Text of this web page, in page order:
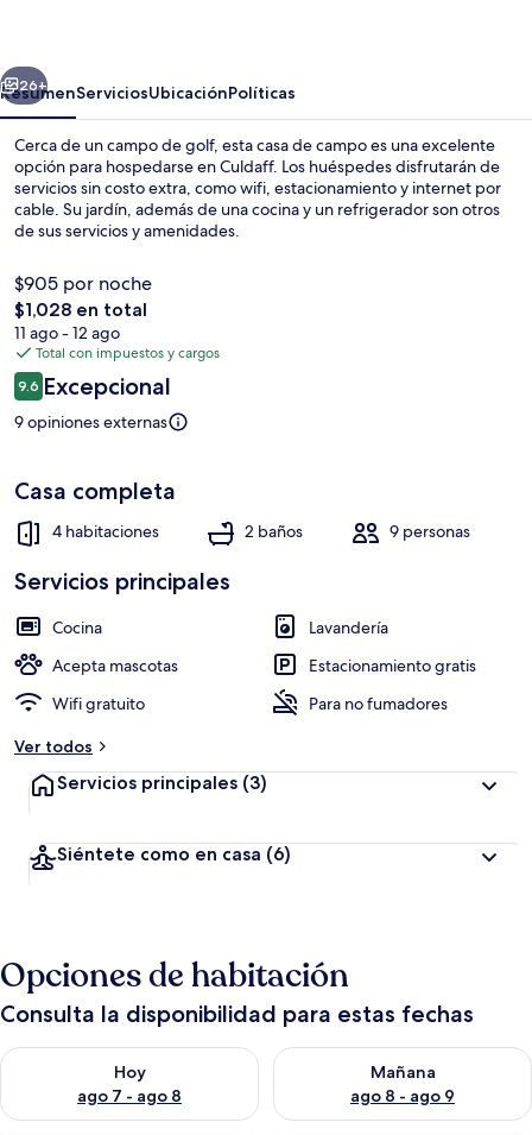
Siguiente
26+
ResumenServiciosUbicaciónPolíticas
Cerca de un campo de golf, esta casa de campo es una excelente
opción para hospedarse en Culdaff. Los huéspedes disfrutarán de
servicios sin costo extra, como wifi, estacionamiento y internet por
cable. Su jardín, además de una cocina y un refrigerador son otros
de sus servicios y amenidades.
$905 por noche
El
precio
total
es
de
$1,028
$1,028 en total
11 ago - 12 ago
Total con impuestos y cargos
Opiniones
9.69.6 de 10,
Excepcional
9 opiniones externas
Casa completa
4 habitaciones 2 baños 9 personas
Servicios principales
Cocina
Lavandería
Acepta mascotas
Estacionamiento gratis
Wifi gratuito
Para no fumadores
Ver todos
Servicios principales (3)
Siéntete como en casa (6)
Opciones de habitación
Consulta la disponibilidad para estas fechas
Hoy
ago 7 - ago 8
Consulta la disponibilidad para hoy ago 7 - ago 8
Mañana
ago 8 - ago 9
Consulta la disponibilidad